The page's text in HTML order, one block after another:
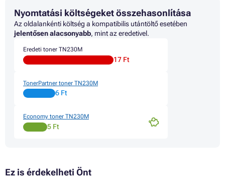
Toner BROTHER HL-3075CW
Toner BROTHER MFC-9120CN
Toner BROTHER MFC-9125CN
Toner BROTHER MFC-9325CW
Nyomtatási költségeket összehasonlítása
Az oldalankénti költség a kompatibilis utántöltő esetében
jelentősen alacsonyabb, mint az eredetivel.
Eredeti toner TN230M
17 Ft
TonerPartner toner TN230M
6 Ft
Economy toner TN230M
5 Ft
Ez is érdekelheti Önt